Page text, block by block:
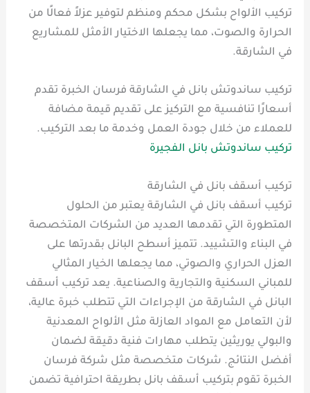
تركيب الألواح بشكل محكم ومنظم لتوفير عزلاً فعالًا من
الحرارة والصوت، مما يجعلها الاختيار الأمثل للمشاريع
في الشارقة.
تركيب ساندوتش بانل في الشارقة فرسان الخبرة تقدم
أسعارًا تنافسية مع التركيز على تقديم قيمة مضافة
للعملاء من خلال جودة العمل وخدمة ما بعد التركيب.
تركيب ساندوتش بانل الفجيرة
تركيب أسقف بانل في الشارقة
تركيب أسقف بانل في الشارقة يعتبر من الحلول
المتطورة التي تقدمها العديد من الشركات المتخصصة
في البناء والتشييد. تتميز أسطح البانل بقدرتها على
العزل الحراري والصوتي، مما يجعلها الخيار المثالي
للمباني السكنية والتجارية والصناعية. يعد تركيب أسقف
البانل في الشارقة من الإجراءات التي تتطلب خبرة عالية،
لأن التعامل مع المواد العازلة مثل الألواح المعدنية
والبولي يوريثين يتطلب مهارات فنية دقيقة لضمان
أفضل النتائج. شركات متخصصة مثل شركة فرسان
الخبرة تقوم بتركيب أسقف بانل بطريقة احترافية تضمن